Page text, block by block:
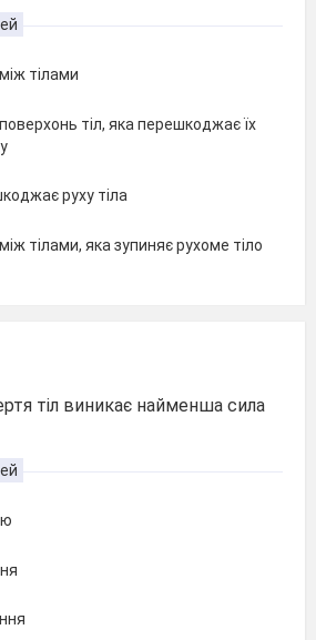
тілами
тіл, яка перешкоджає їх
руху тіла
тілами, яка зупиняє рухоме тіло
тіл виникає найменша сила